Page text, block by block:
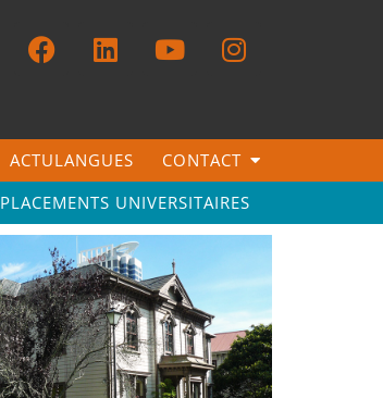
ACTULANGUES
CONTACT
PLACEMENTS UNIVERSITAIRES